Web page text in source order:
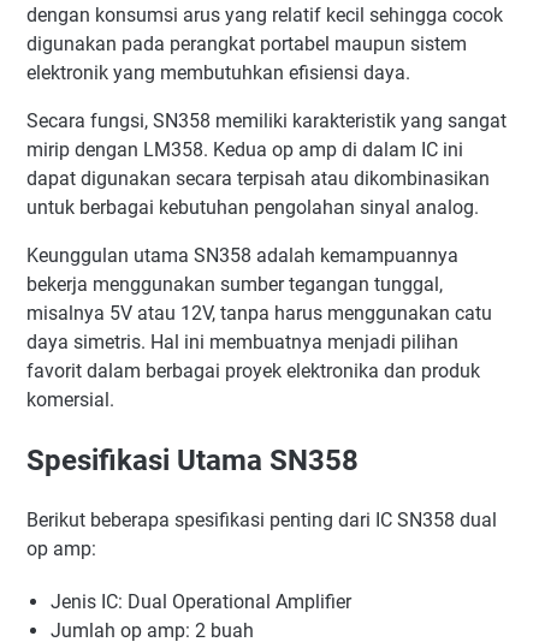
dengan konsumsi arus yang relatif kecil sehingga cocok
digunakan pada perangkat portabel maupun sistem
elektronik yang membutuhkan efisiensi daya.
Secara fungsi, SN358 memiliki karakteristik yang sangat
mirip dengan LM358. Kedua op amp di dalam IC ini
dapat digunakan secara terpisah atau dikombinasikan
untuk berbagai kebutuhan pengolahan sinyal analog.
Keunggulan utama SN358 adalah kemampuannya
bekerja menggunakan sumber tegangan tunggal,
misalnya 5V atau 12V, tanpa harus menggunakan catu
daya simetris. Hal ini membuatnya menjadi pilihan
favorit dalam berbagai proyek elektronika dan produk
komersial.
Spesifikasi Utama SN358
Berikut beberapa spesifikasi penting dari IC SN358 dual
op amp:
Jenis IC: Dual Operational Amplifier
Jumlah op amp: 2 buah